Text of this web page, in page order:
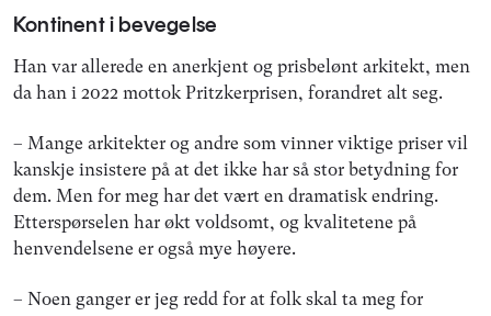
Kontinent i bevegelse
Han var allerede en anerkjent og prisbelønt arkitekt, men
da han i 2022 mottok Pritzkerprisen, forandret alt seg.
– Mange arkitekter og andre som vinner viktige priser vil
kanskje insistere på at det ikke har så stor betydning for
dem. Men for meg har det vært en dramatisk endring.
Etterspørselen har økt voldsomt, og kvalitetene på
henvendelsene er også mye høyere.
– Noen ganger er jeg redd for at folk skal ta meg for